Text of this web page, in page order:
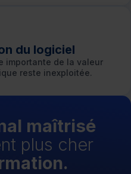
du logiciel
importante de la valeur
reste inexploitée.
maîtrisé
plus cher